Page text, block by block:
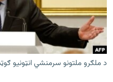
دري پاڼه
Azadi English
راسره ملګري شئ
د ملګرو ملتونو سرمنشي انټونیو